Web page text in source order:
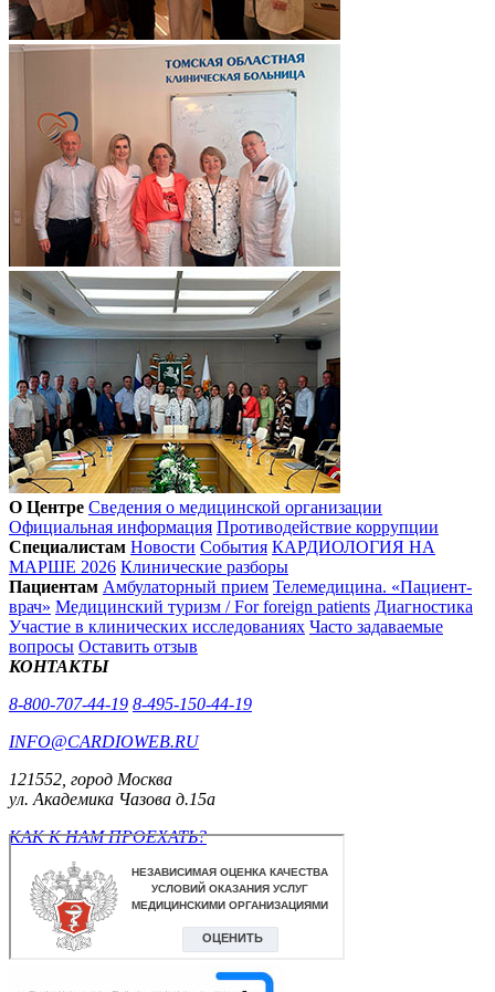
О Центре Сведения о медицинской организации
Официальная информация Противодействие коррупции
Специалистам Новости События КАРДИОЛОГИЯ НА
МАРШЕ 2026 Клинические разборы
Пациентам Амбулаторный прием Телемедицина. «Пациент-
врач» Медицинский туризм / For foreign patients Диагностика
Участие в клинических исследованиях Часто задаваемые
вопросы Оставить отзыв
КОНТАКТЫ
8-800-707-44-19 8-495-150-44-19
INFO@CARDIOWEB.RU
121552, город Москва
ул. Академика Чазова д.15а
КАК К НАМ ПРОЕХАТЬ?